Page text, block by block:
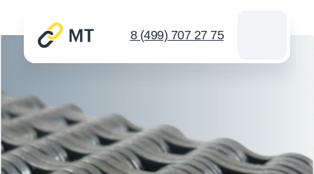
8 (499) 707 27 75
Звездочки
Контакты
Каталог цепей